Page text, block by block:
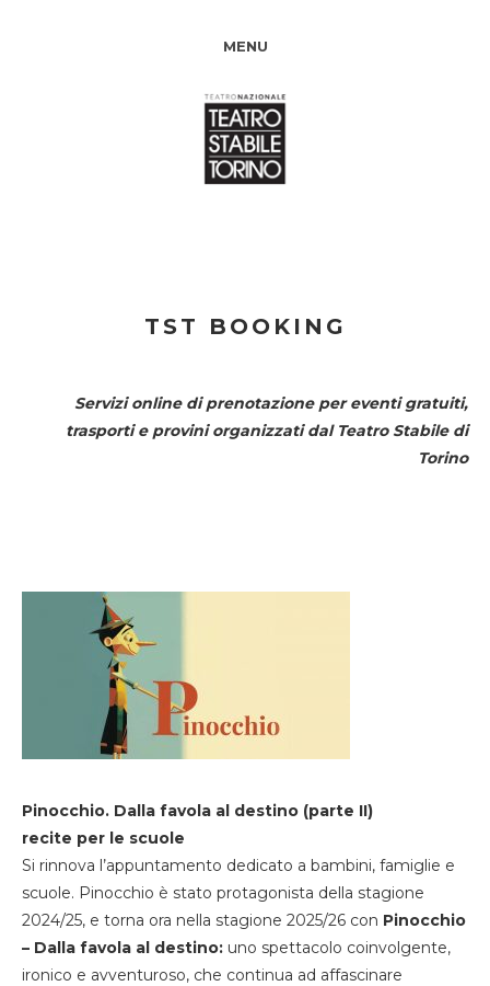
MENU
TST BOOKING
Servizi online di prenotazione per eventi gratuiti,
trasporti e provini organizzati dal Teatro Stabile di
Torino
Pinocchio. Dalla favola al destino (parte II)
recite per le scuole
Si rinnova l’appuntamento dedicato a bambini, famiglie e
scuole. Pinocchio è stato protagonista della stagione
2024/25, e torna ora nella stagione 2025/26 con Pinocchio
– Dalla favola al destino: uno spettacolo coinvolgente,
ironico e avventuroso, che continua ad affascinare